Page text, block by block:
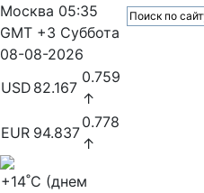
Москва 05:35
GMT +3 Суббота
08-08-2026
USD 82.167
0.759
↑
EUR 94.837
0.778
↑
+14˚C (днем